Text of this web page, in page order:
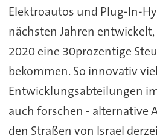
Elektroautos und Plug-In-
nächsten Jahren
2020 eine 30prozentige
bekommen. So innovativ
Entwicklungsabteilungen
auch forschen - alternative
den Straßen von Israel